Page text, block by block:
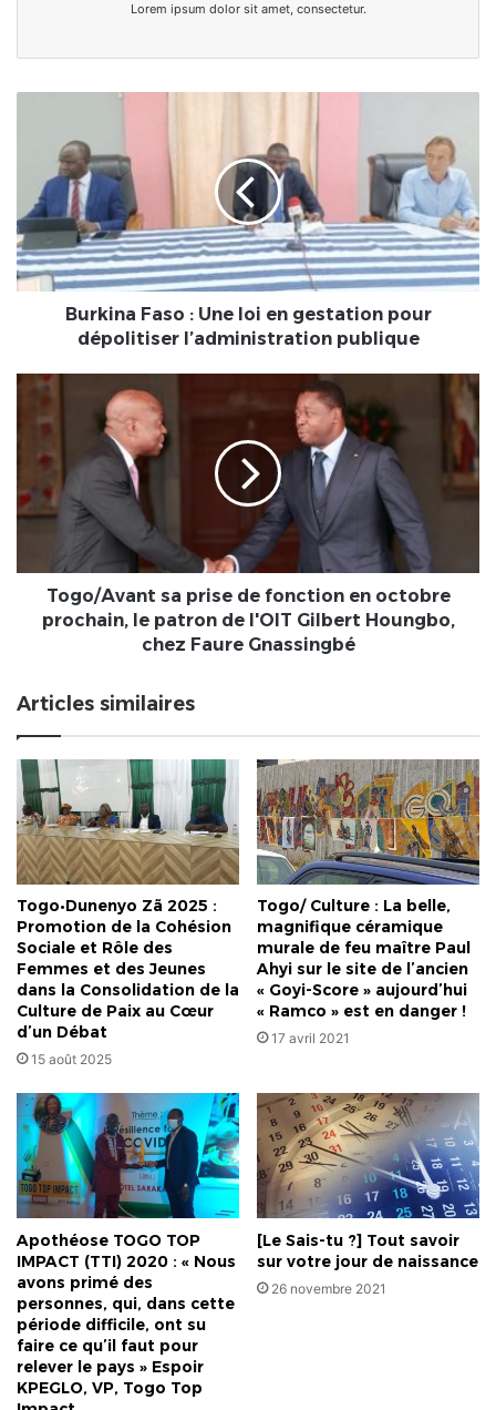
Lorem ipsum dolor sit amet, consectetur.
gestation
pour
dépolitiser
l’administration
Burkina Faso : Une loi en gestation pour
dépolitiser l’administration publique
Togo/Avant
en
octobre
le
patron
chez
Faure
Gnassingbé
Togo/Avant sa prise de fonction en octobre
prochain, le patron de l'OIT Gilbert Houngbo,
chez Faure Gnassingbé
Articles similaires
Togo•Dunenyo Zã 2025 :
Promotion de la Cohésion
Sociale et Rôle des
Femmes et des Jeunes
dans la Consolidation de la
Culture de Paix au Cœur
d’un Débat
15 août 2025
Togo/ Culture : La belle,
magnifique céramique
murale de feu maître Paul
Ahyi sur le site de l’ancien
« Goyi-Score » aujourd’hui
« Ramco » est en danger !
17 avril 2021
Apothéose TOGO TOP
IMPACT (TTI) 2020 : « Nous
avons primé des
personnes, qui, dans cette
période difficile, ont su
faire ce qu’il faut pour
relever le pays » Espoir
KPEGLO, VP, Togo Top
[Le Sais-tu ?] Tout savoir
sur votre jour de naissance
26 novembre 2021